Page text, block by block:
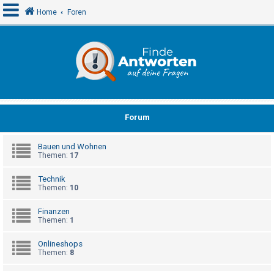
e
e
R
e
g
i
Home Foren
Forum
Bauen und Wohnen
Themen: 17
Technik
Themen: 10
Finanzen
Themen: 1
Onlineshops
Themen: 8